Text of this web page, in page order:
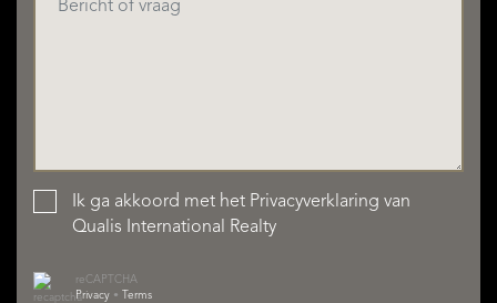
Ik ga akkoord met het Privacyverklaring van
Qualis International Realty
reCAPTCHA
Privacy • Terms